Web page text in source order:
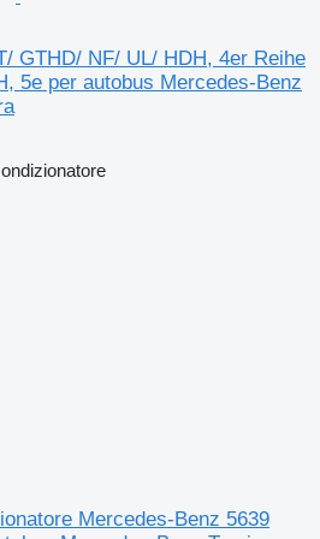
GTHD/ NF/ UL/ HDH, 4er Reihe
5e per autobus Mercedes-Benz
Mercedes-Benz 5639